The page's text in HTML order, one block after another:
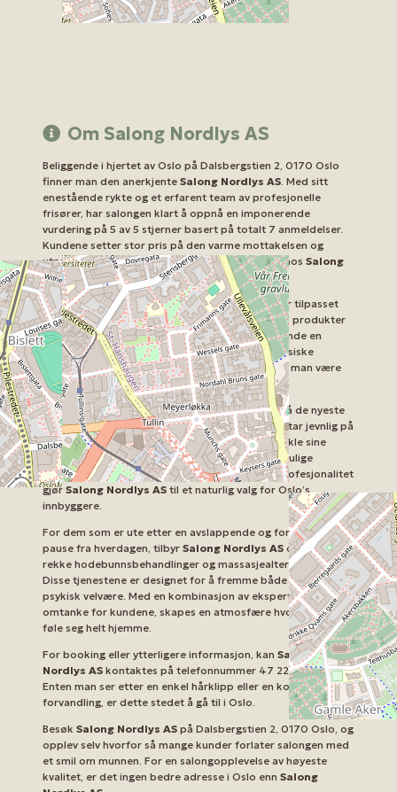
Om Salong Nordlys AS
Beliggende i hjertet av Oslo på Dalsbergstien 2, 0170 Oslo
finner man den anerkjente Salong Nordlys AS. Med sitt
enestående rykte og et erfarent team av profesjonelle
frisører, har salongen klart å oppnå en imponerende
vurdering på 5 av 5 stjerner basert på totalt 7 anmeldelser.
Kundene setter stor pris på den varme mottakelsen og
utpregede fagkunnskapen som alltid er å finne hos Salong
Nordlys AS.
HosSalong Nordlys AStilbys en rekke tjenester tilpasset
alle hårtyper og stiler. Ved hjelp av førsteklasses produkter
og teknikker, sikter frisørene der på å gi hver kunde en
individuell og skreddersydd opplevelse. Fra klassiske
hårklipp til avanserte hårfargebehandlinger, kan man være
sikker på at man er i trygge hender.
Salongens dyktige frisører er alltid oppdatert på de nyeste
trendene og teknologiene innen hårpleie. De deltar jevnlig på
kurs og opplæringsprogrammer for å videreutvikle sine
ferdigheter og sikre at kundene får den beste mulige
servicen. Dette engasjementet for kvalitet og profesjonalitet
gjør Salong Nordlys AS til et naturlig valg for Oslo’s
innbyggere.
For dem som er ute etter en avslappende og forfriskende
pause fra hverdagen, tilbyr Salong Nordlys AS også en
rekke hodebunnsbehandlinger og massasjealternativer.
Disse tjenestene er designet for å fremme både fysisk og
psykisk velvære. Med en kombinasjon av ekspertise og ekte
omtanke for kundene, skapes en atmosfære hvor man kan
føle seg helt hjemme.
For booking eller ytterligere informasjon, kan Salong
Nordlys AS kontaktes på telefonnummer 47 22 60 70 00.
Enten man ser etter en enkel hårklipp eller en komplett
forvandling, er dette stedet å gå til i Oslo.
Besøk Salong Nordlys AS på Dalsbergstien 2, 0170 Oslo, og
opplev selv hvorfor så mange kunder forlater salongen med
et smil om munnen. For en salongopplevelse av høyeste
kvalitet, er det ingen bedre adresse i Oslo enn Salong